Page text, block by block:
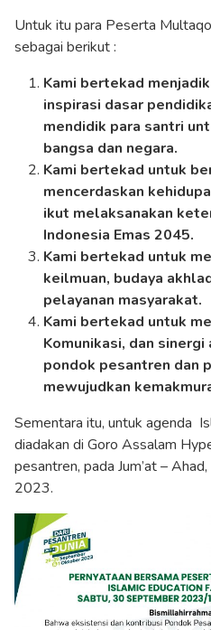
Untuk itu para Peserta
sebagai berikut :
Kami bertekad
inspirasi dasar
mendidik para santri
bangsa dan negara.
Kami bertekad untuk
mencerdaskan
ikut melaksanakan
Indonesia Emas 2045.
Kami bertekad untuk
keilmuan, budaya
pelayanan masyarakat.
Kami bertekad untuk
Komunikasi, dan
pondok pesantren dan
mewujudkan
Sementara itu, untuk agenda
diadakan di Goro Assalam
pesantren, pada Jum’at –
2023.